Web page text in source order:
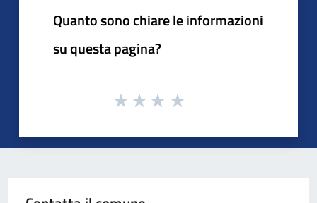
Quanto sono chiare le informazioni
su questa pagina?